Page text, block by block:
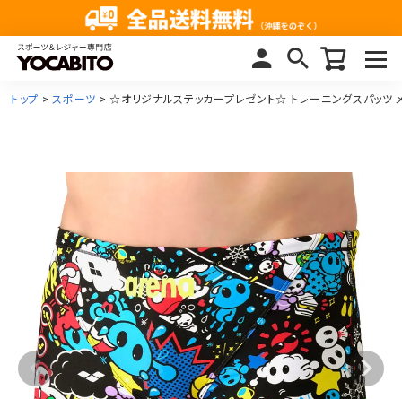
トップ スポーツ ☆オリジナルステッカープレゼント☆ トレーニングスパッツ